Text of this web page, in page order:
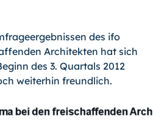
des ifo
Architekten hat sich
des 3. Quartals 2012
weiterhin freundlich.